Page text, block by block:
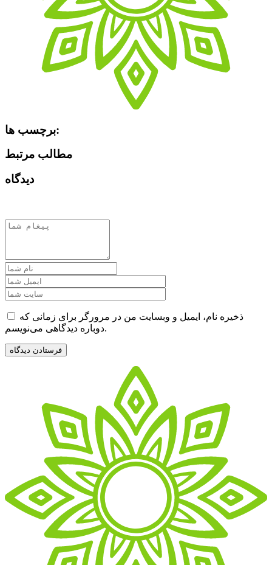
برچسب ها:
مطالب مرتبط
دیدگاه
ذخیره نام، ایمیل و وبسایت من در مرورگر برای زمانی که
دوباره دیدگاهی می‌نویسم.